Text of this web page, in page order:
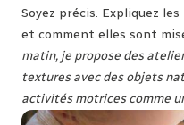
Soyez précis. Expliquez
et comment elles sont
matin, je propose des
textures avec des objets
activités motrices comme